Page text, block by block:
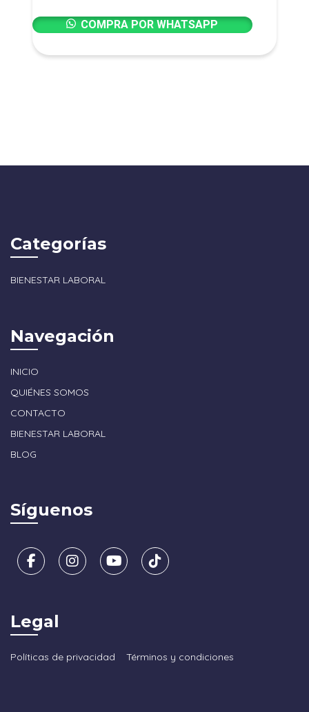
COMPRA POR WHATSAPP
Categorías
BIENESTAR LABORAL
Navegación
INICIO
QUIÉNES SOMOS
CONTACTO
BIENESTAR LABORAL
BLOG
Síguenos
Legal
Políticas de privacidad Términos y condiciones